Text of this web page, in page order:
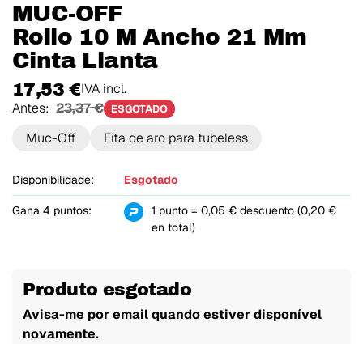
MUC-OFF
Rollo 10 M Ancho 21 Mm
Cinta Llanta
17,53 €IVA incl.
Antes: 23,37 € ESGOTADO
Muc-Off Fita de aro para tubeless
Disponibilidade: Esgotado
Gana 4 puntos:
1 punto = 0,05 € descuento (0,20 €
en total)
Produto esgotado
Avisa-me por email quando estiver disponível
novamente.